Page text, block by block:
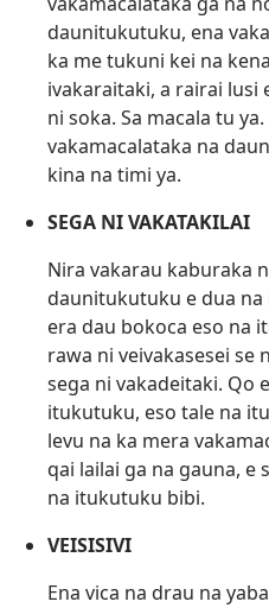
daunitukutuku, ena
ka me tukuni kei na
ivakaraitaki, a rairai lusi
ni soka. Sa macala tu
vakamacalataka na
kina na timi ya.
SEGA NI VAKATAKILAI
Nira vakarau kaburaka
daunitukutuku e dua
era dau bokoca eso na
rawa ni veivakasesei se
sega ni vakadeitaki. Qo
itukutuku, eso tale na
levu na ka mera
qai lailai ga na gauna, e
na itukutuku bibi.
VEISISIVI
Ena vica na drau na